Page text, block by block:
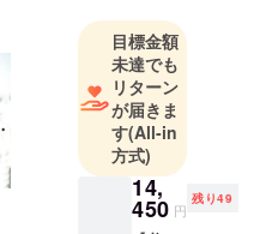
た。禅の世
界では、
「心を軽く
する方法
は、世間の
価値観や物
差しを捨て
ること」と
目標金額
未達でも
リターン
が届きま
す(All-in
方式)
14,
450 円
残り49